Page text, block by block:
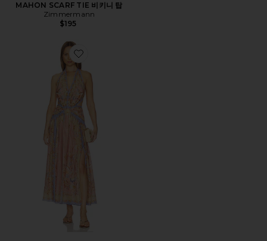
MAHON SCARF TIE 비키니 탑
Zimmermann
$195
Favorite INDRA 플런지 홀터 맥시 드레스